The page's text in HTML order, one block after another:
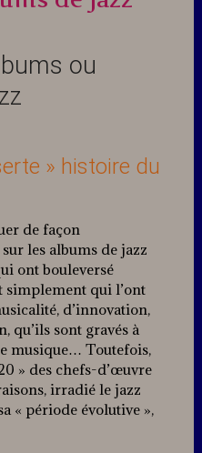
ou
» histoire du
de façon
les albums de jazz
ont bouleversé
simplement qui l’ont
d’innovation,
qu’ils sont gravés à
musique… Toutefois,
» des chefs-d’œuvre
irradié le jazz
« période évolutive »,